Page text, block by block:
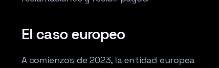
El caso europeo
A comienzos de 2023, la entidad europea